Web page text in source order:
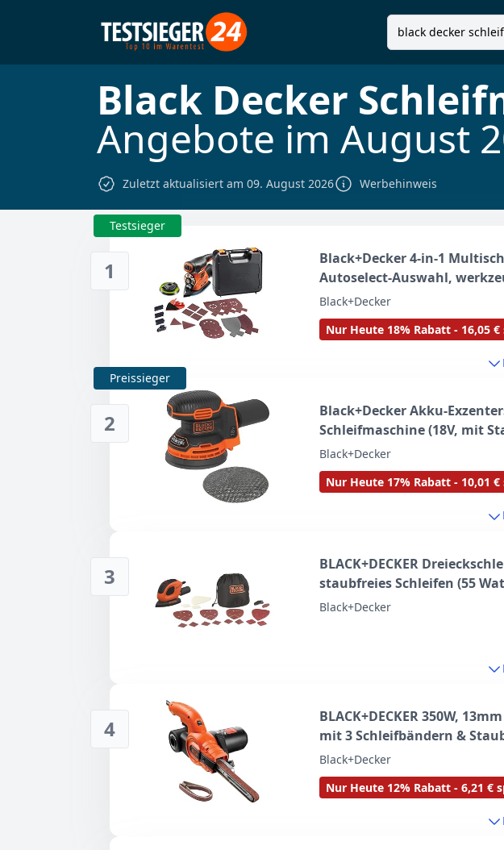
Black Decker
Angebote im August
Zuletzt aktualisiert am 09. August 2026 Werbehinweis
1
Testsieger
Black+Decker 4-in-1
Autoselect-Auswahl,
Schleifplattenwechsel, mit
Koffer mit 17tlg.
KA280K
Black+Decker
Nur Heute 18% Rabatt - 16,05 €
2
Preissieger
Black+Decker Akku-
Schleifmaschine (18V, mit
zum Schleifen/Polieren,
Positionsgriffflächen,
und Ladegerät), Schwarz,
Black+Decker
Nur Heute 17% Rabatt - 10,01 €
3
BLACK+DECKER
staubfreies Schleifen (55
Schleifmaschine,
Black+Decker
4
BLACK+DECKER 350W,
mit 3 Schleifbändern &
KA900E-QS
Black+Decker
Nur Heute 12% Rabatt - 6,21 €